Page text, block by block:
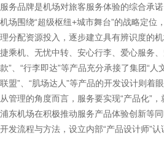
服务品牌是机场对旅客服务体验的综合承
机场围绕“超级枢纽+城市舞台”的战略定位
理分配资源投入，逐步建立具有辨识度的
捷乘机、无忧中转、安心行李、爱心服务
款”、“行李即达”等产品充分承接了集团“
联盟”、“肌场达人”等产品的开发设计则着
从管理的角度而言，服务要实现“产品化”
浦东机场在积极推动服务产品体验创新等
开发流程与方法，设立内部“产品设计师”